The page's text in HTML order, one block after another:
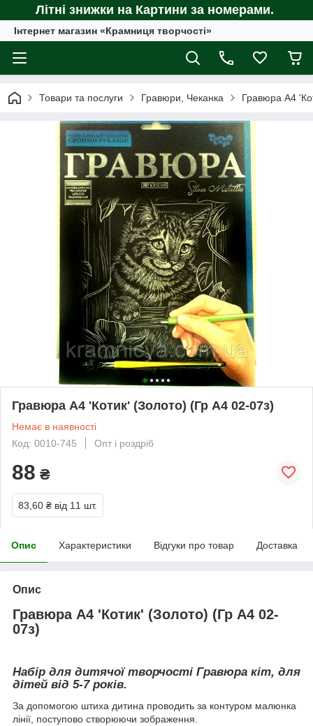
Літні знижки на Картини за номерами.
Інтернет магазин «Крамниця творчості»
Товари та послуги Гравюри, Чеканка Гравюра А4
Гравюра А4 'Котик' (Золото) (Гр А4 02-07з)
Немає в наявності
Код: 0010-745
Опт і роздріб
88 ₴
83,60 ₴ від 11 шт.
Опис Характеристики Відгуки про товар Доставка
Опис
Гравюра А4 'Котик' (Золото) (Гр А4 02-
07з)
Набір для дитячої творчості Гравюра кіт, для
дітей від 5-7 років.
За допомогою штиха дитина проводить за контуром малюнка
лінії, поступово створюючи зображення.